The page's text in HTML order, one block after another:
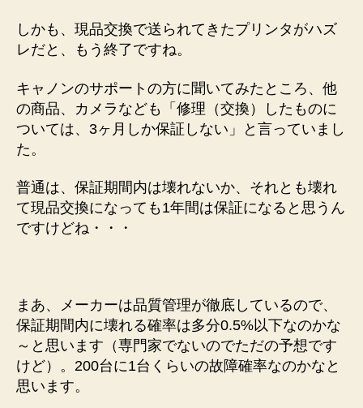
しかも、現品交換で送られてきたプリンタがハズ
レだと、もう終了ですね。
キャノンのサポートの方に聞いてみたところ、他
の商品、カメラなども「修理（交換）したものに
ついては、3ヶ月しか保証しない」と言っていまし
た。
普通は、保証期間内は壊れないか、それとも壊れ
て現品交換になっても1年間は保証になると思うん
ですけどね・・・
まあ、メーカーは品質管理が徹底しているので、
保証期間内に壊れる確率は多分0.5%以下なのかな
～と思います（専門家でないのでただの予想です
けど）。200台に1台くらいの故障確率なのかなと
思います。